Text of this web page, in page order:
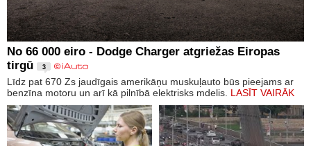
No 66 000 eiro - Dodge Charger atgriežas Eiropas
tirgū
3
Līdz pat 670 Zs jaudīgais amerikāņu muskuļauto būs pieejams ar
benzīna motoru un arī kā pilnībā elektrisks mdelis. LASĪT VAIRĀK